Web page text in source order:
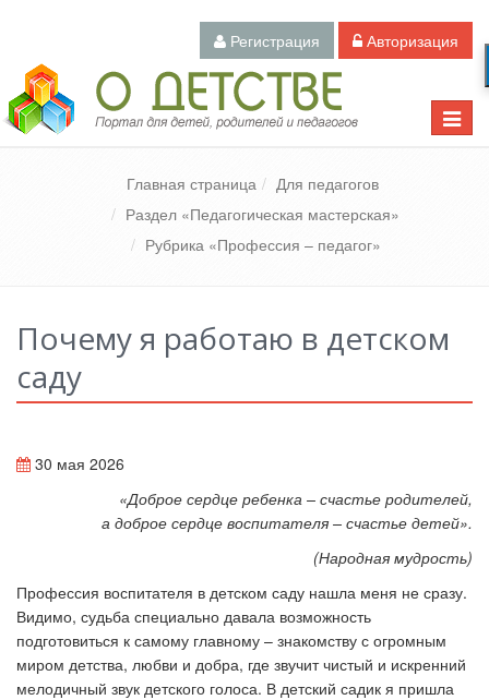
Регистрация Авторизация
Toggle
Педагогический портал «О детстве»
Главная страница
Для педагогов
Раздел «Педагогическая мастерская»
Рубрика «Профессия – педагог»
Почему я работаю в детском
саду
30 мая 2026
«Доброе сердце ребенка – счастье родителей,
а доброе сердце воспитателя – счастье детей».
(Народная мудрость)
Профессия воспитателя в детском саду нашла меня не сразу.
Видимо, судьба специально давала возможность
подготовиться к самому главному – знакомству с огромным
миром детства, любви и добра, где звучит чистый и искренний
мелодичный звук детского голоса. В детский садик я пришла